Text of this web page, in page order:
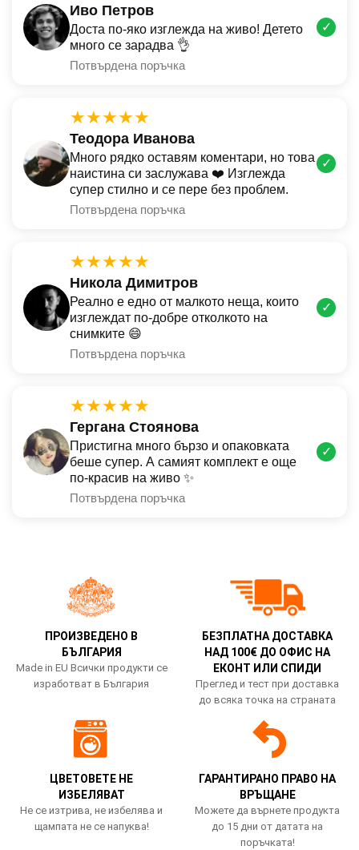
Иво Петров
Доста по-яко изглежда на живо! Детето
много се зарадва 👌
Потвърдена поръчка
✓
★★★★★
Теодора Иванова
Много рядко оставям коментари, но това
наистина си заслужава ❤️ Изглежда
супер стилно и се пере без проблем.
Потвърдена поръчка
✓
★★★★★
Никола Димитров
Реално е едно от малкото неща, които
изглеждат по-добре отколкото на
снимките 😄
Потвърдена поръчка
✓
★★★★★
Гергана Стоянова
Пристигна много бързо и опаковката
беше супер. А самият комплект е още
по-красив на живо ✨
Потвърдена поръчка
✓
ПРОИЗВЕДЕНО В
БЪЛГАРИЯ
Made in EU Всички продукти се
изработват в България
БЕЗПЛАТНА ДОСТАВКА
НАД 100€ ДО ОФИС НА
ЕКОНТ ИЛИ СПИДИ
Преглед и тест при доставка
до всяка точка на страната
ЦВЕТОВЕТЕ НЕ
ИЗБЕЛЯВАТ
Не се изтрива, не избелява и
щампата не се напуква!
ГАРАНТИРАНО ПРАВО НА
ВРЪЩАНЕ
Можете да върнете продукта
до 15 дни от датата на
поръчката!